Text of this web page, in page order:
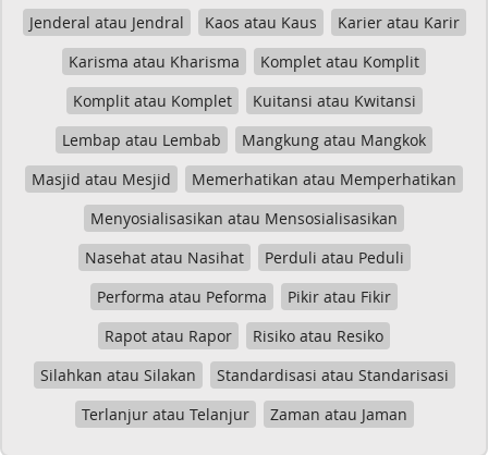
Jenderal atau Jendral
Kaos atau Kaus
Karier atau Karir
Karisma atau Kharisma
Komplet atau Komplit
Komplit atau Komplet
Kuitansi atau Kwitansi
Lembap atau Lembab
Mangkung atau Mangkok
Masjid atau Mesjid
Memerhatikan atau Memperhatikan
Menyosialisasikan atau Mensosialisasikan
Nasehat atau Nasihat
Perduli atau Peduli
Performa atau Peforma
Pikir atau Fikir
Rapot atau Rapor
Risiko atau Resiko
Silahkan atau Silakan
Standardisasi atau Standarisasi
Terlanjur atau Telanjur
Zaman atau Jaman